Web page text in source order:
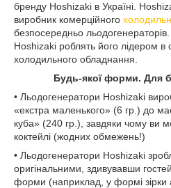
бренду Hoshizaki в Україні.
виробник комерційного
безпосередньо
Hoshizaki роблять його лідером в
холодильного обладнання.
Будь-якої форми. Для
• Льодогенератори Hoshizaki
«екстра маленького» (6 гр.) до
куба» (240 гр.), завдяки чому ви
коктейлі (жодних обмежень!)
• Льодогенератори Hoshizaki
оригінальними, здивувавши
форми (наприклад, у формі зірки